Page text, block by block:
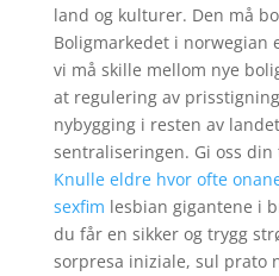
land og kulturer. Den må
Boligmarkedet i norwegian
vi må skille mellom nye
at regulering av
nybygging i resten av
sentraliseringen. Gi oss
Knulle eldre hvor ofte
sexfim lesbian gigantene i
du får en sikker og trygg
sorpresa iniziale, sul prato